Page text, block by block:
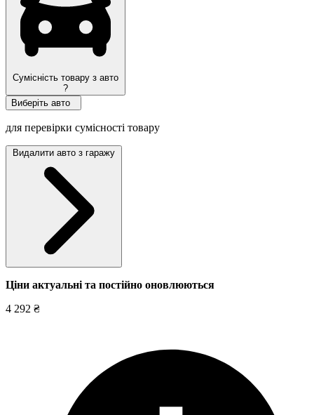
Сумісність товару з авто
?
Виберіть авто
для перевірки сумісності товару
Видалити авто з гаражу
Ціни актуальні та постійно оновлюються
4 292 ₴